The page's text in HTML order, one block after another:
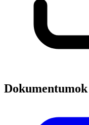
Dokumentumok